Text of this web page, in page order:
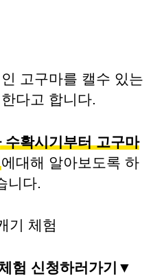
고구마를 캘수 있는
다고 합니다.
수확시기부터 고구마
에대해 알아보도록 하
니다.
험 신청하러가기▼